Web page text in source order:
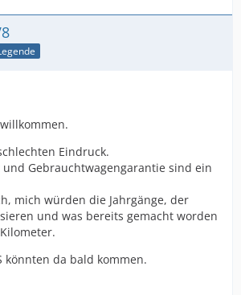
Eindruck.
und Gebrauchtwagengarantie sind ein
mich würden die Jahrgänge, der
und was bereits gemacht worden
könnten da bald kommen.